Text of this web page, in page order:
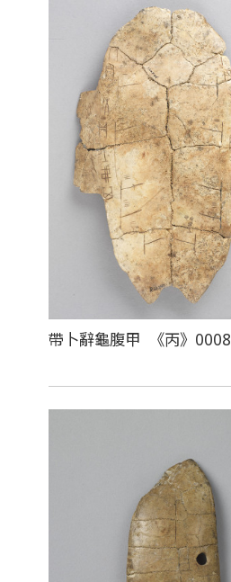
帶卜辭龜腹甲 《丙》0008